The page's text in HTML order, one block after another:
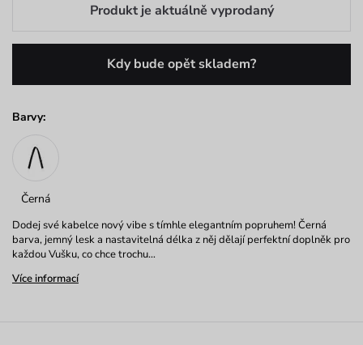
Produkt je aktuálně vyprodaný
Kdy bude opět skladem?
Barvy:
Černá
Dodej své kabelce nový vibe s tímhle elegantním popruhem! Černá
barva, jemný lesk a nastavitelná délka z něj dělají perfektní doplněk pro
každou Vušku, co chce trochu…
Více informací